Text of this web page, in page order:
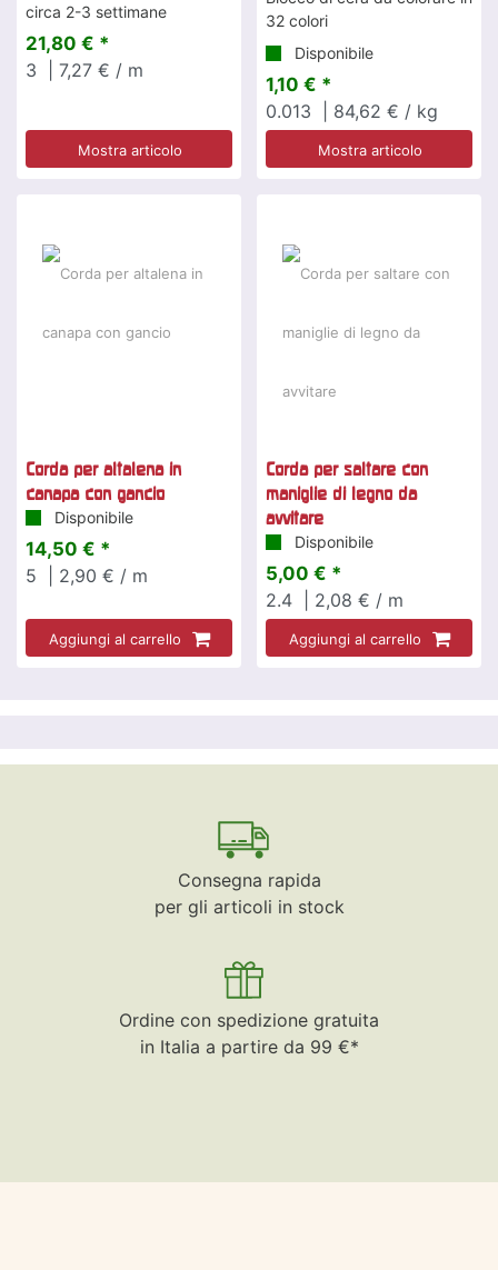
circa 2-3 settimane
21,80 € *
3
| 7,27 € / m
Mostra articolo
32 colori
Disponibile
1,10 € *
0.013
| 84,62 € / kg
Mostra articolo
Corda per altalena in
canapa con gancio
Disponibile
14,50 € *
5
| 2,90 € / m
Aggiungi al carrello
Corda per saltare con
maniglie di legno da
avvitare
Disponibile
5,00 € *
2.4
| 2,08 € / m
Aggiungi al carrello
Consegna rapida
per gli articoli in stock
Ordine con spedizione gratuita
in Italia a partire da 99 €*